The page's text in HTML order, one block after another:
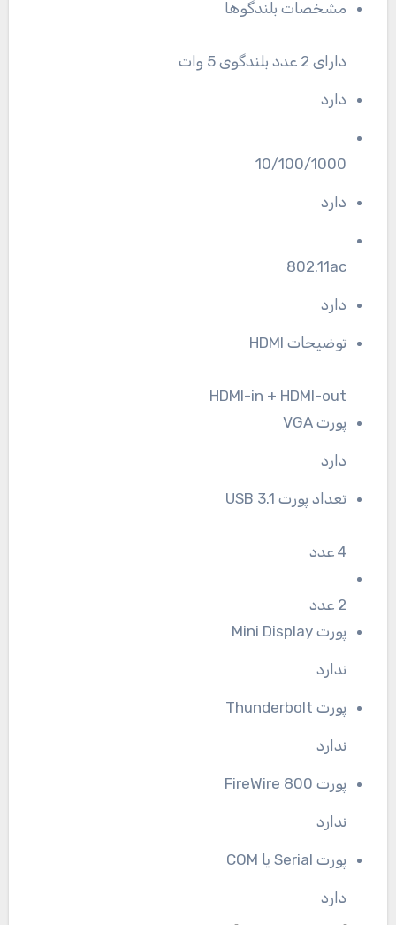
مشخصات بلندگوها
دارای 2 عدد بلندگوی 5 وات
دارد
10/100/1000
دارد
802.11ac
دارد
توضیحات HDMI
HDMI-in + HDMI-out
پورت VGA
دارد
تعداد پورت USB 3.1
4 عدد
2 عدد
پورت Mini Display
ندارد
پورت Thunderbolt
ندارد
پورت FireWire 800
ندارد
پورت Serial یا COM
دارد